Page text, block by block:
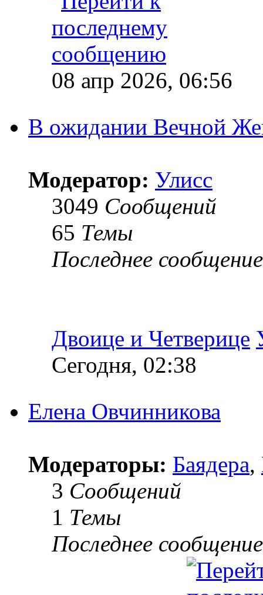
08 апр 2026, 06:56
В ожидании Вечной
Модератор: Улисс
3049 Сообщений
65 Темы
Последнее сообщение
Двоице и Четверице
Сегодня, 02:38
Елена Овчинникова
Модераторы: Баядера,
3 Сообщений
1 Темы
Последнее сообщение